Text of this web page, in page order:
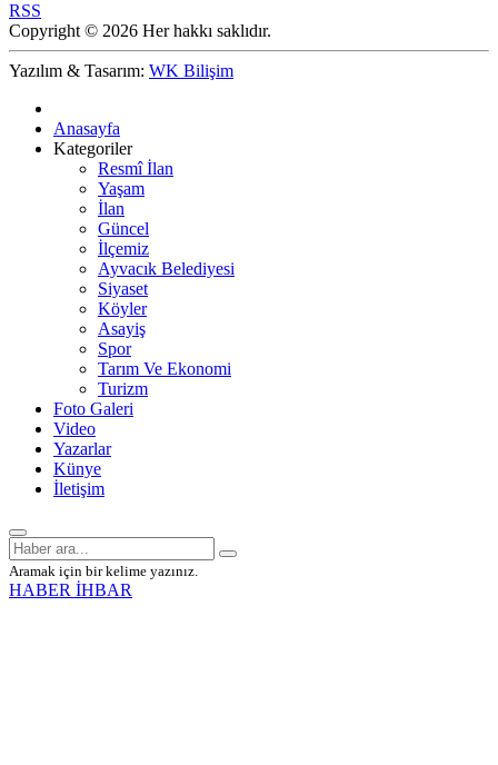
RSS
Copyright © 2026 Her hakkı saklıdır.
Yazılım & Tasarım: WK Bilişim
Anasayfa
Kategoriler
Resmî İlan
Yaşam
İlan
Güncel
İlçemiz
Ayvacık Belediyesi
Siyaset
Köyler
Asayiş
Spor
Tarım Ve Ekonomi
Turizm
Foto Galeri
Video
Yazarlar
Künye
İletişim
Aramak için bir kelime yazınız.
HABER İHBAR